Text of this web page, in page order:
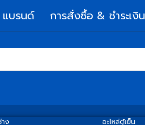
แบรนด์ การสั่งซื้อ & ชำระเงิน
ง อะไหล่ตู้เย็น